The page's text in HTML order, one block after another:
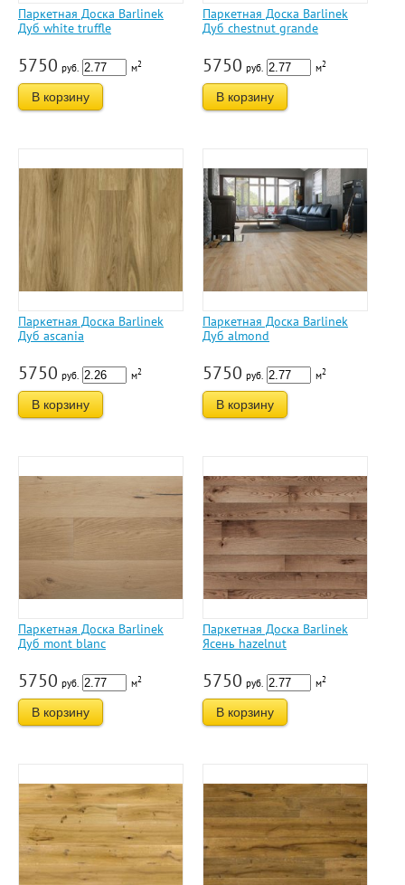
Паркетная Доска Barlinek
Дуб white truffle
5750 руб. м2
В корзину
Паркетная Доска Barlinek
Дуб chestnut grande
5750 руб. м2
В корзину
Паркетная Доска Barlinek
Дуб ascania
5750 руб. м2
В корзину
Паркетная Доска Barlinek
Дуб almond
5750 руб. м2
В корзину
Паркетная Доска Barlinek
Дуб mont blanc
5750 руб. м2
В корзину
Паркетная Доска Barlinek
Ясень hazelnut
5750 руб. м2
В корзину